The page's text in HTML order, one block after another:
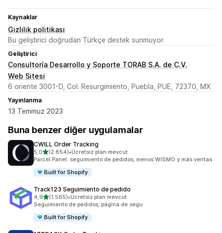
Kaynaklar
Gizlilik politikası
Bu geliştirici doğrudan Türkçe destek sunmuyor.
Geliştirici
Consultoría Desarrollo y Soporte TORAB S.A. de C.V.
Web Sitesi
6 oriente 3001-D, Col. Resurgimiento, Puebla, PUE, 72370, MX
Yayınlanma
13 Temmuz 2023
Buna benzer diğer uygulamalar
CWILL Order Tracking
5,05 yıldız üzerinden
(2.854)
toplam 2854 değerlendirme
•Ücretsiz plan mevcut
Parcel Panel: seguimiento de pedidos, menos WISMO y más ventas
Built for Shopify
Track123 Seguimiento de pedido
4,95 yıldız üzerinden
(1.565)
toplam 1565 değerlendirme
•Ücretsiz plan mevcut
Seguimiento de pedidos, página de segu
Built for Shopify